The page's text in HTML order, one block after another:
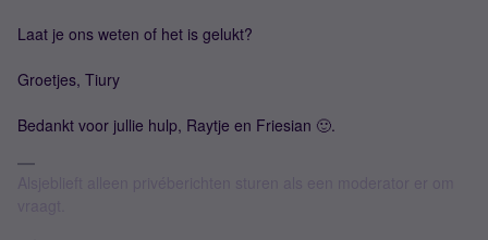
Laat je ons weten of het is gelukt?
Groetjes, Tiury
Bedankt voor jullie hulp, Raytje en Friesian 🙂.